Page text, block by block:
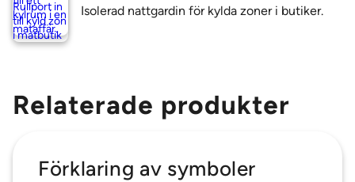
Isolerad nattgardin för kylda zoner i butiker.
Relaterade produkter
Förklaring av symboler